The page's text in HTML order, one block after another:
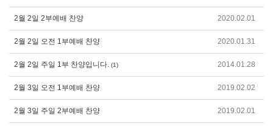
2월 2일 2부예배 찬양 2020.02.01
2월 2일 오전 1부예배 찬양 2020.01.31
2월 2일 주일 1부 찬양입니다. (1) 2014.01.28
2월 3일 오전 1부예배 찬양 2019.02.02
2월 3일 주일 2부예배 찬양 2019.02.01